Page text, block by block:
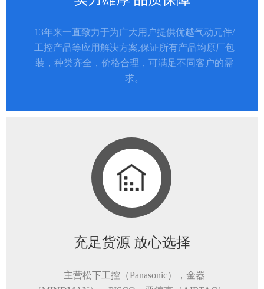
13年来一直致力于为广大用户提供优越气动元件/
工控产品等应用解决方案,保证所有产品均原厂包
装，种类齐全，价格合理，可满足不同客户的需
求。
充足货源 放心选择
主营松下工控（Panasonic），金器